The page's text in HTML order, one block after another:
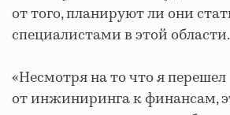
от того, планируют ли они
специалистами в этой области.
«Несмотря на то что я перешел
от инжиниринга к финансам,